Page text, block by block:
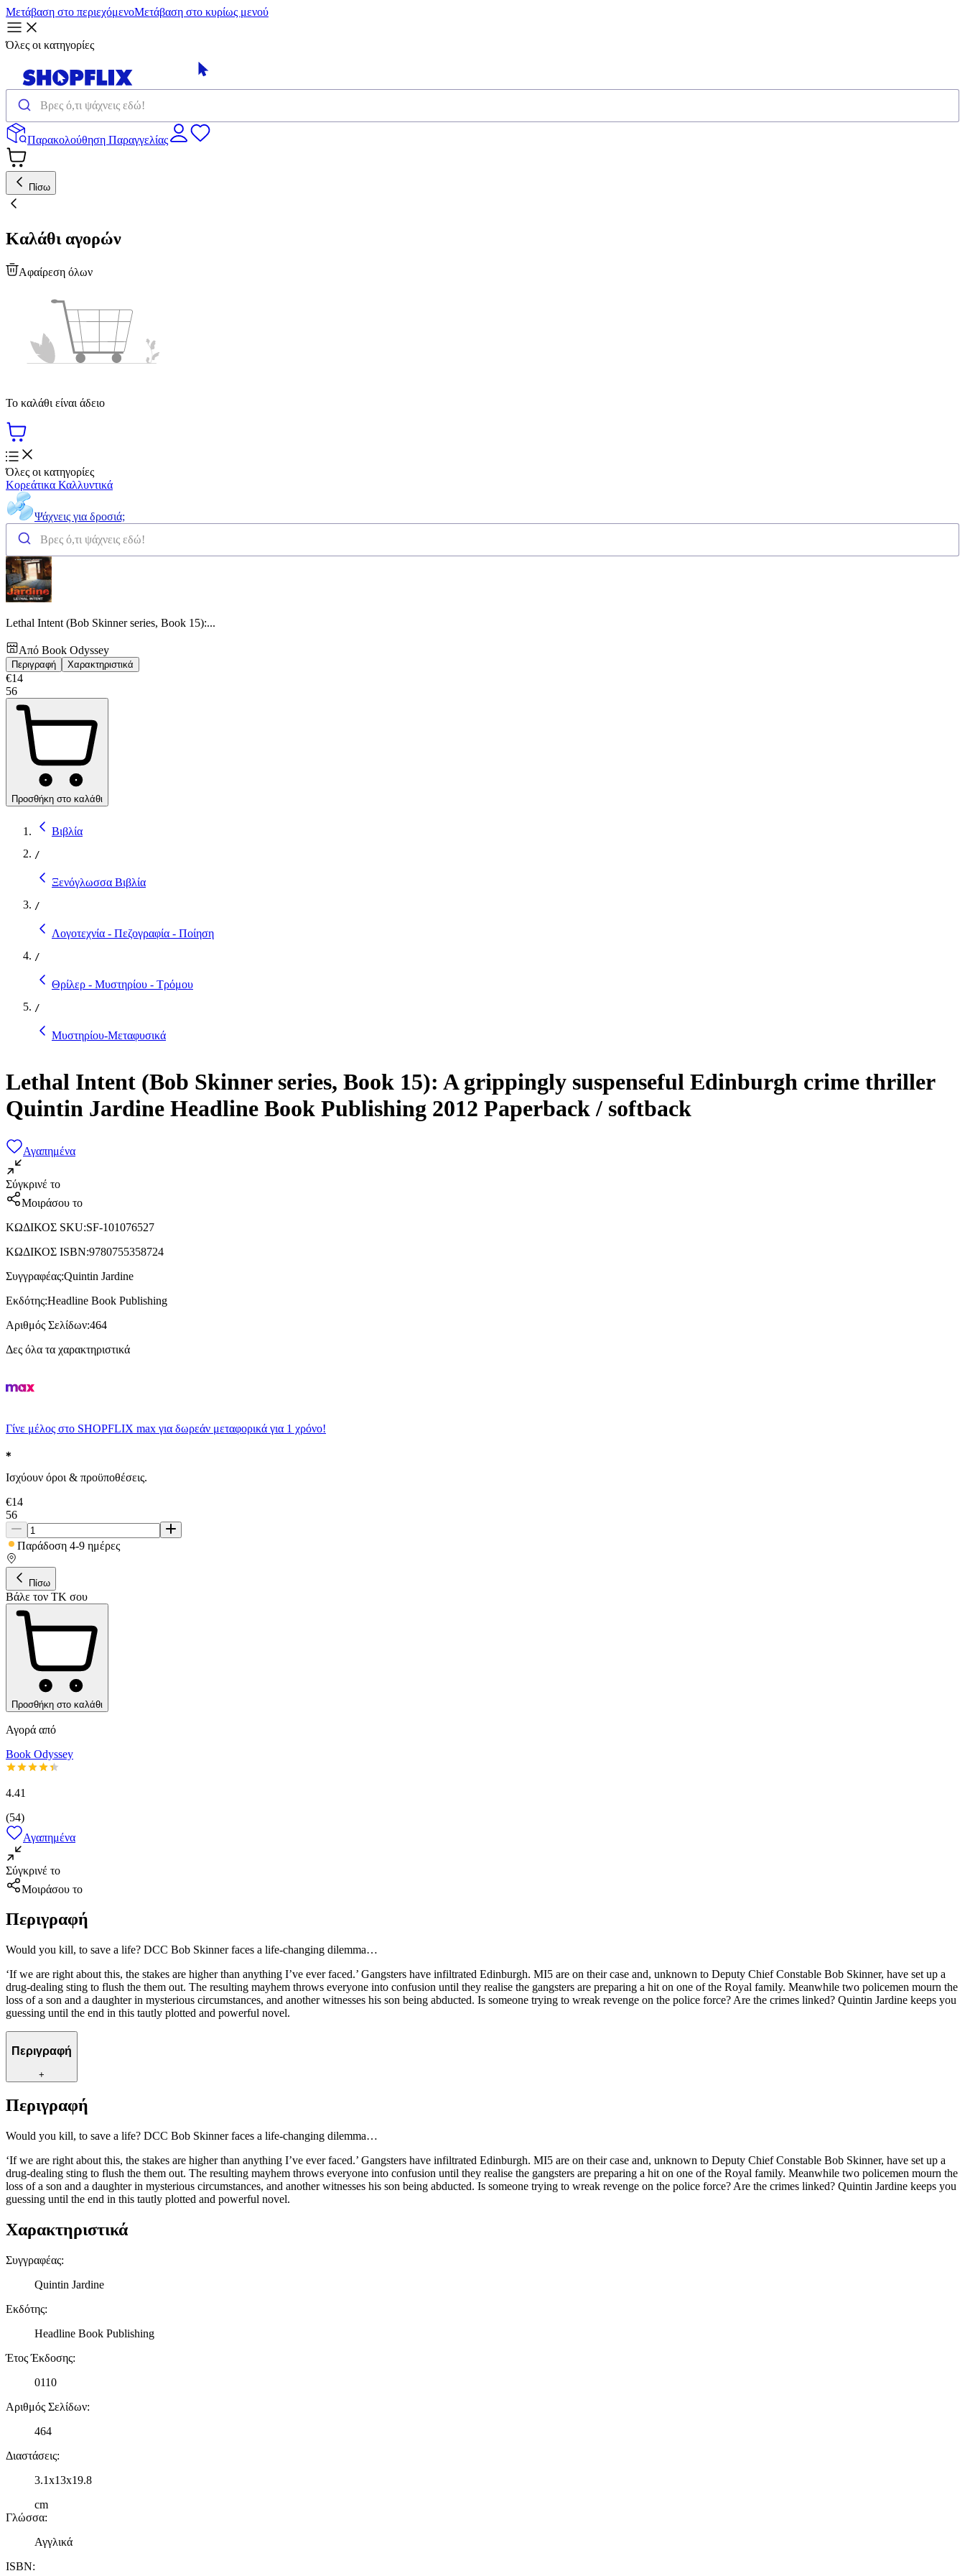
Μετάβαση στο περιεχόμενοΜετάβαση στο κυρίως μενού
Όλες οι κατηγορίες
Παρακολούθηση Παραγγελίας
Πίσω
Καλάθι αγορών
Αφαίρεση όλων
Το καλάθι είναι άδειο
Όλες οι κατηγορίες
Κορεάτικα Καλλυντικά
Ψάχνεις για δροσιά;
Lethal Intent (Bob Skinner series, Book 15):...
Από Book Odyssey
Περιγραφή Χαρακτηριστικά
€14
56
Προσθήκη στο καλάθι
Βιβλία
/
Ξενόγλωσσα Βιβλία
/
Λογοτεχνία - Πεζογραφία - Ποίηση
/
Θρίλερ - Μυστηρίου - Τρόμου
/
Μυστηρίου-Μεταφυσικά
Lethal Intent (Bob Skinner series, Book 15): A grippingly suspenseful Edinburgh crime thriller
Quintin Jardine Headline Book Publishing 2012 Paperback / softback
Αγαπημένα
Σύγκρινέ το
Μοιράσου το
ΚΩΔΙΚΟΣ SKU:SF-101076527
ΚΩΔΙΚΟΣ ISBN:9780755358724
Συγγραφέας:Quintin Jardine
Εκδότης:Headline Book Publishing
Αριθμός Σελίδων:464
Δες όλα τα χαρακτηριστικά
Γίνε μέλος στο SHOPFLIX max για δωρεάν μεταφορικά για 1 χρόνο!
Ισχύουν όροι & προϋποθέσεις.
€14
56
Παράδοση 4-9 ημέρες
Πίσω
Βάλε τον ΤΚ σου
Προσθήκη στο καλάθι
Αγορά από
Book Odyssey
4.41
(54)
Αγαπημένα
Σύγκρινέ το
Μοιράσου το
Περιγραφή
Would you kill, to save a life? DCC Bob Skinner faces a life-changing dilemma…
‘If we are right about this, the stakes are higher than anything I’ve ever faced.’ Gangsters have infiltrated Edinburgh. MI5 are on their case and, unknown to Deputy Chief Constable Bob Skinner, have set up a
drug-dealing sting to flush the them out. The resulting mayhem throws everyone into confusion until they realise the gangsters are preparing a hit on one of the Royal family. Meanwhile two policemen mourn the
loss of a son and a daughter in mysterious circumstances, and another witnesses his son being abducted. Is someone trying to wreak revenge on the police force? Are the crimes linked? Quintin Jardine keeps you
guessing until the end in this tautly plotted and powerful novel.
Περιγραφή
+
Περιγραφή
Would you kill, to save a life? DCC Bob Skinner faces a life-changing dilemma…
‘If we are right about this, the stakes are higher than anything I’ve ever faced.’ Gangsters have infiltrated Edinburgh. MI5 are on their case and, unknown to Deputy Chief Constable Bob Skinner, have set up a
drug-dealing sting to flush the them out. The resulting mayhem throws everyone into confusion until they realise the gangsters are preparing a hit on one of the Royal family. Meanwhile two policemen mourn the
loss of a son and a daughter in mysterious circumstances, and another witnesses his son being abducted. Is someone trying to wreak revenge on the police force? Are the crimes linked? Quintin Jardine keeps you
guessing until the end in this tautly plotted and powerful novel.
Χαρακτηριστικά
Συγγραφέας:
Quintin Jardine
Εκδότης:
Headline Book Publishing
Έτος Έκδοσης:
0110
Αριθμός Σελίδων:
464
Διαστάσεις:
3.1x13x19.8
cm
Γλώσσα:
Αγγλικά
ISBN: